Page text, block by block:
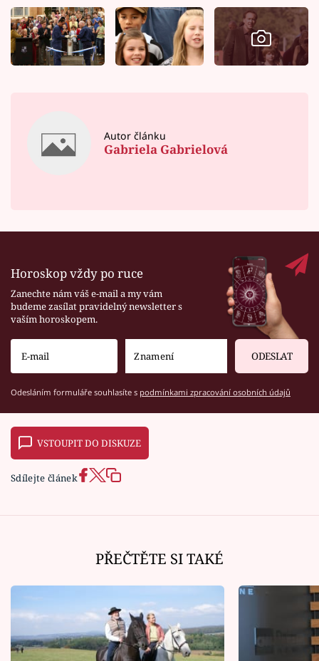
Autor článku
Gabriela Gabrielová
Horoskop vždy po ruce
Zanechte nám váš e-mail a my vám
budeme zasílat pravidelný newsletter s
vaším horoskopem.
ODESLAT
Odesláním formuláře souhlasíte s podmínkami zpracování osobních údajů
VSTOUPIT DO DISKUZE
Sdílejte článek
PŘEČTĚTE SI TAKÉ